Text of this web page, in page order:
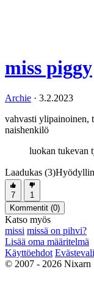
miss piggy
Archie · 3.2.2023
vahvasti ylipainoinen,
naishenkilö
luokan tukevan
Laadukas (3)
7
1
Kommentit (0)
Katso myös
missi missä on pihvi?
Lisää oma määritelmä
Käyttöehdot
© 2007 - 2026 Nixarn